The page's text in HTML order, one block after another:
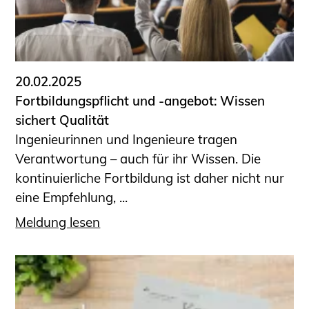
20.02.2025
Fortbildungspflicht und -angebot: Wissen
sichert Qualität
Ingenieurinnen und Ingenieure tragen
Verantwortung – auch für ihr Wissen. Die
kontinuierliche Fortbildung ist daher nicht nur
eine Empfehlung, ...
Meldung lesen